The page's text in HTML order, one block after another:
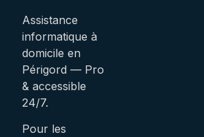
Assistance
informatique à
domicile en
Périgord — Pro
& accessible
24/7.
Pour les